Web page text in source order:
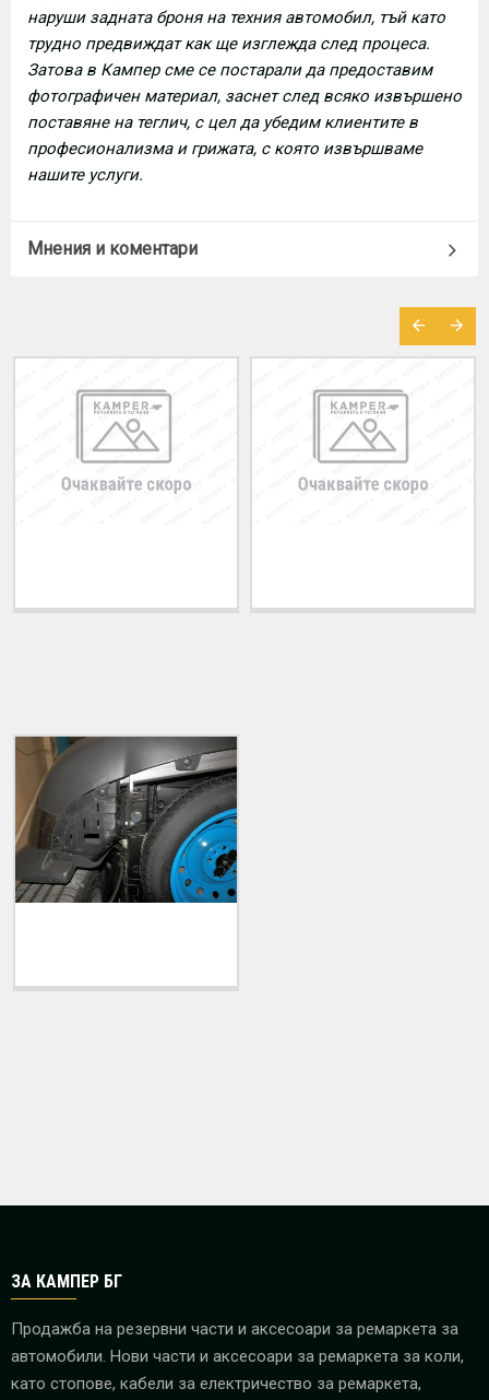
наруши задната броня на техния автомобил, тъй като
трудно предвиждат как ще изглежда след процеса.
Затова в Кампер сме се постарали да предоставим
фотографичен материал, заснет след всяко извършено
поставяне на теглич, с цел да убедим клиентите в
професионализма и грижата, с която извършваме
нашите услуги.
Мнения и коментари
ЗА КАМПЕР БГ
Продажба на резервни части и аксесоари за ремаркета за
автомобили. Нови части и аксесоари за ремаркета за коли,
като стопове, кабели за електричество за ремаркета,